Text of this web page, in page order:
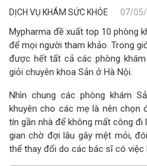
DỊCH VỤ KHÁM SỨC KHỎE 07/
Mypharma đề xuất top 10 phòng
để mọi người tham khảo. Trong
được hết tất cả các phòng
giỏi chuyên khoa Sản ở Hà Nội.
Nhìn chung các phòng khám
khuyên cho các mẹ là nên chọn
tín gần nhà để không mất công đi
gian chờ đợi lâu gây mệt mỏi,
thể thay đổi do các bác sĩ có việc